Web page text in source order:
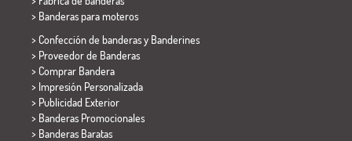
> Banderas para moteros
> Confección de banderas y Banderines
> Proveedor de Banderas
> Comprar Bandera
> Impresión Personalizada
> Publicidad Exterior
> Banderas Promocionales
> Banderas Baratas